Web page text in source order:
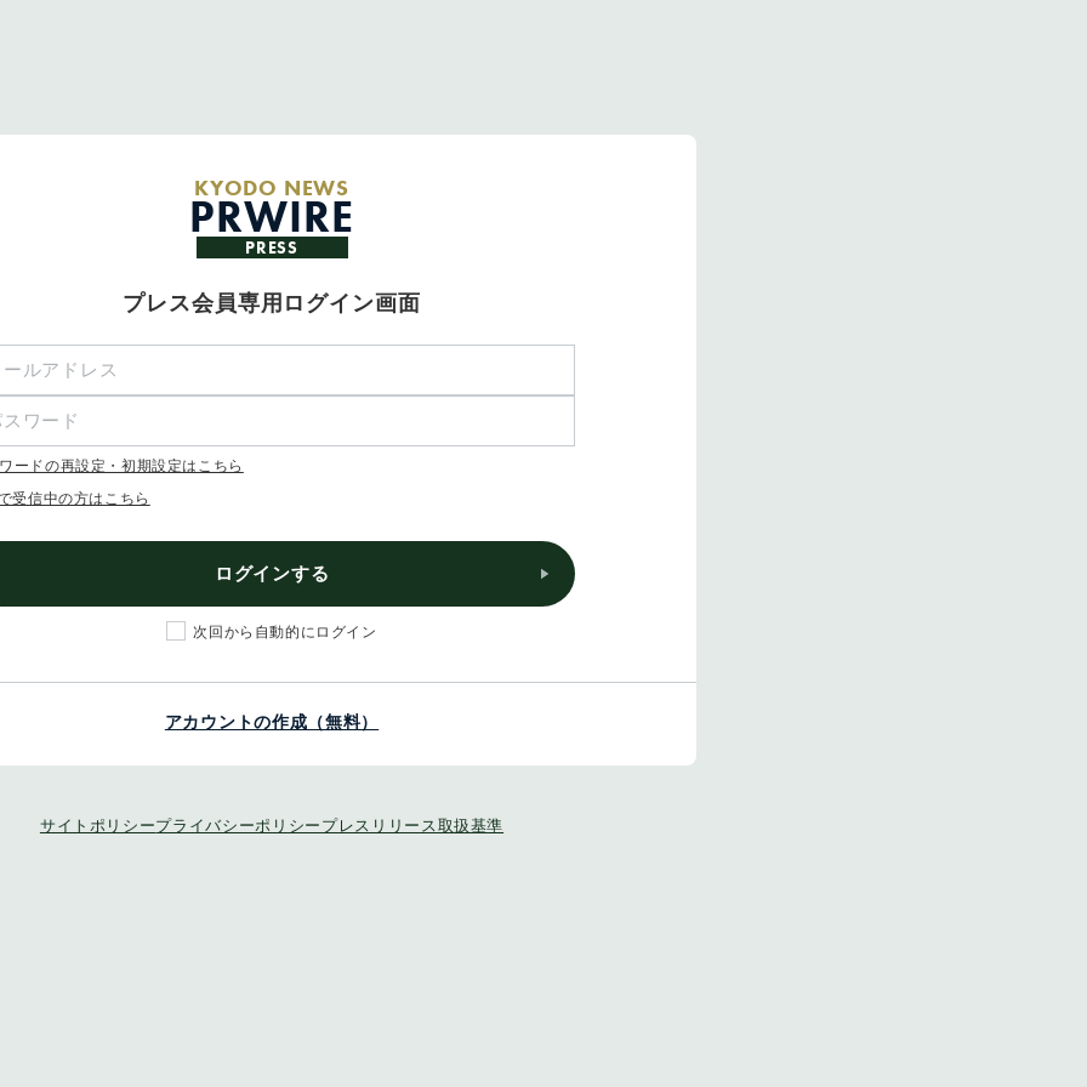
KYODO NEWS
PRWIRE
PRESS
プレス会員専用ログイン画面
ードの再設定・初期設定はこちら
受信中の方はこちら
ログインする
次回から自動的にログイン
アカウントの作成（無料）
サイトポリシープライバシーポリシー プレスリリース取扱基準